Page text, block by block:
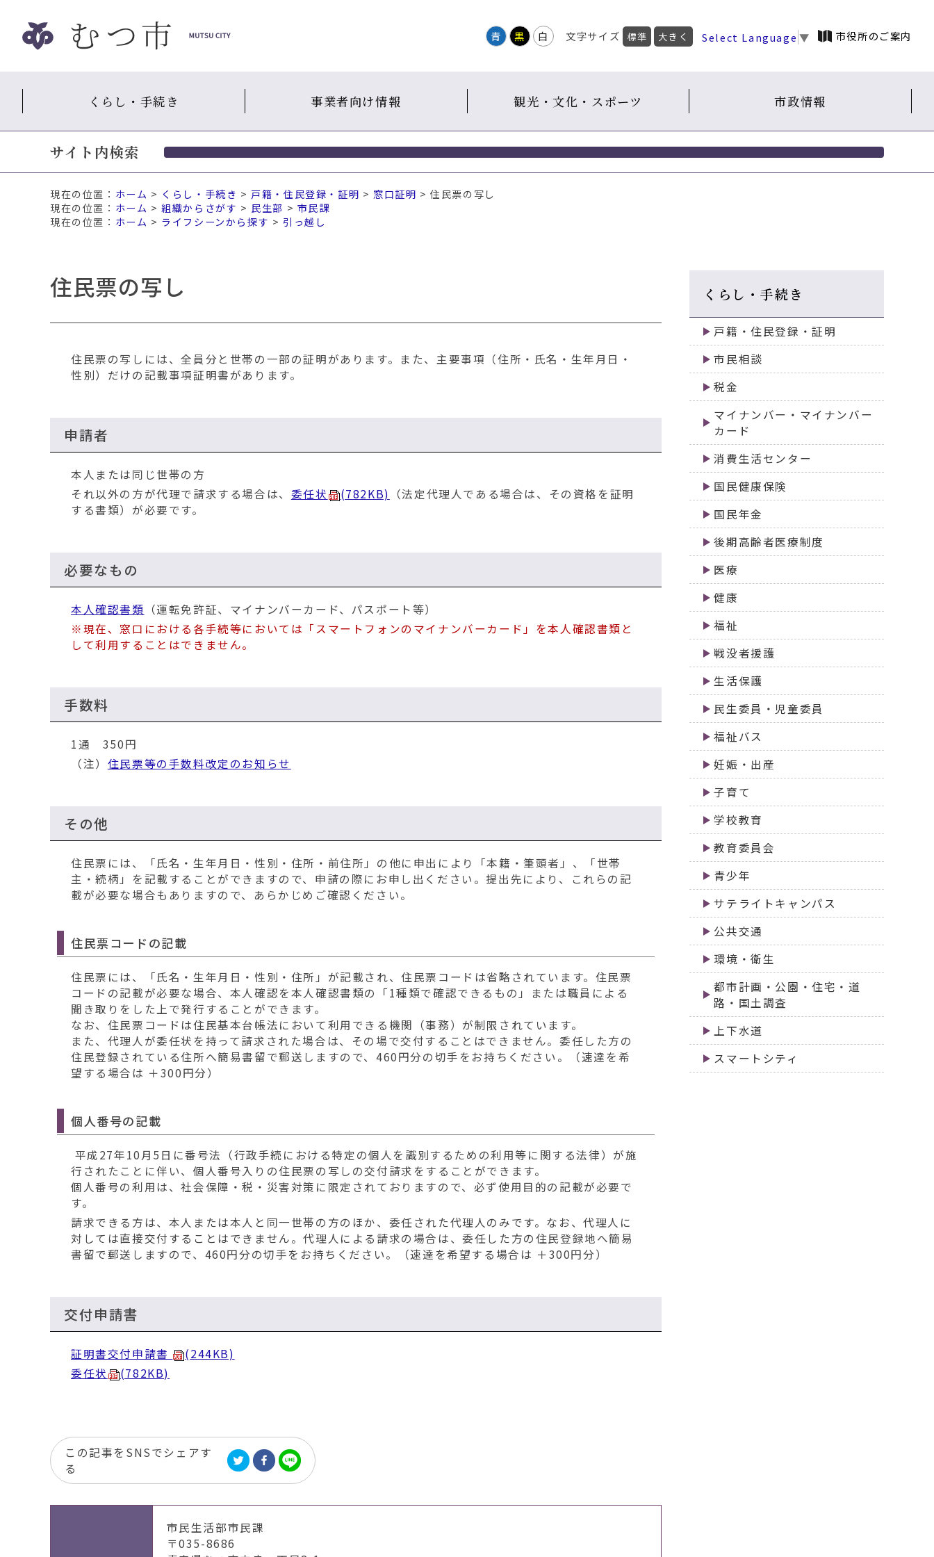
ッ
青 黒 白 文字サイズ 標準 大きく Select Language ▼ 市役所のご案内
くらし・手続き 事業者向け情報 観光・文化・スポーツ 市政情報
サイト内検索
現在の位置： ホーム > くらし・手続き > 戸籍・住民登録・証明 > 窓口証明 > 住民票の写し
ホーム >組織からさがす > 民生部 > 市民課
ホーム > ライフシーンから探す > 引っ越し
住民票の写し
住民票の写しには、全員分と世帯の一部の証明があります。また、主要事項（住所・氏名・生年月日・
性別）だけの記載事項証明書があります。
申請者
本人または同じ世帯の方
それ以外の方が代理で請求する場合は、 委任状 (782KB)
（法定代理人である場合は、その資格を証明
する書類）が必要です。
必要なもの
本人確認書類 （運転免許証、マイナンバーカード、パスポート等）
※現在、窓口における各手続等においては「スマートフォンのマイナンバーカード」を本人確認書類と
して利用することはできません。
手数料
1通 350円
（注） 住民票等の手数料改定のお知らせ
その他
住民票には、「氏名・生年月日・性別・住所・前住所」の他に申出により「本籍・筆頭者」、「世帯
主・続柄」を記載することができますので、申請の際にお申し出ください。提出先により、これらの記
載が必要な場合もありますので、あらかじめご確認ください。
住民票コードの記載
住民票には、「氏名・生年月日・性別・住所」が記載され、住民票コードは省略されています。住民票
コードの記載が必要な場合、本人確認を本人確認書類の「1種類で確認できるもの」または職員による
聞き取りをした上で発行することができます。
なお、住民票コードは住民基本台帳法において利用できる機関（事務）が制限されています。
また、代理人が委任状を持って請求された場合は、その場で交付することはできません。委任した方の
住民登録されている住所へ簡易書留で郵送しますので、460円分の切手をお持ちください。（速達を希
望する場合は ＋300円分）
個人番号の記載
平成27年10月5日に番号法（行政手続における特定の個人を識別するための利用等に関する法律）が施
行されたことに伴い、個人番号入りの住民票の写しの交付請求をすることができます。
個人番号の利用は、社会保障・税・災害対策に限定されておりますので、必ず使用目的の記載が必要で
す。
請求できる方は、本人または本人と同一世帯の方のほか、委任された代理人のみです。なお、代理人に
対しては直接交付することはできません。代理人による請求の場合は、委任した方の住民登録地へ簡易
書留で郵送しますので、460円分の切手をお持ちください。（速達を希望する場合は ＋300円分）
交付申請書
証明書交付申請書
(244KB)
委任状
(782KB)
この記事をSNSでシェアす
る
市民生活部市民課
〒035-8686
くらし・手続き
戸籍・住民登録・証明
市民相談
税金
マイナンバー・マイナンバー
カード
消費生活センター
国民健康保険
国民年金
後期高齢者医療制度
医療
健康
福祉
戦没者援護
生活保護
民生委員・児童委員
福祉バス
妊娠・出産
子育て
学校教育
教育委員会
青少年
サテライトキャンパス
公共交通
環境・衛生
都市計画・公園・住宅・道
路・国土調査
上下水道
スマートシティ